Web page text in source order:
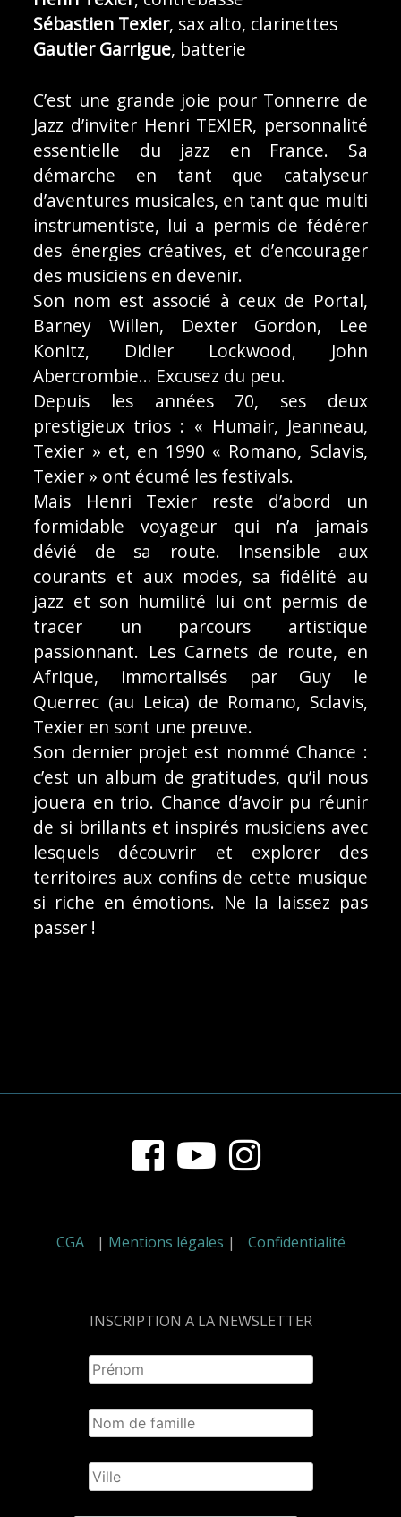
Sébastien Texier, sax alto, clarinettes
Gautier Garrigue, batterie
C’est une grande joie pour Tonnerre de
Jazz d’inviter Henri TEXIER, personnalité
essentielle du jazz en France. Sa
démarche en tant que catalyseur
d’aventures musicales, en tant que multi
instrumentiste, lui a permis de fédérer
des énergies créatives, et d’encourager
des musiciens en devenir.
Son nom est associé à ceux de Portal,
Barney Willen, Dexter Gordon, Lee
Konitz, Didier Lockwood, John
Abercrombie… Excusez du peu.
Depuis les années 70, ses deux
prestigieux trios : « Humair, Jeanneau,
Texier » et, en 1990 « Romano, Sclavis,
Texier » ont écumé les festivals.
Mais Henri Texier reste d’abord un
formidable voyageur qui n’a jamais
dévié de sa route. Insensible aux
courants et aux modes, sa fidélité au
jazz et son humilité lui ont permis de
tracer un parcours artistique
passionnant. Les Carnets de route, en
Afrique, immortalisés par Guy le
Querrec (au Leica) de Romano, Sclavis,
Texier en sont une preuve.
Son dernier projet est nommé Chance :
c’est un album de gratitudes, qu’il nous
jouera en trio. Chance d’avoir pu réunir
de si brillants et inspirés musiciens avec
lesquels découvrir et explorer des
territoires aux confins de cette musique
si riche en émotions. Ne la laissez pas
passer !
CGA | Mentions légales | Confidentialité
INSCRIPTION A LA NEWSLETTER